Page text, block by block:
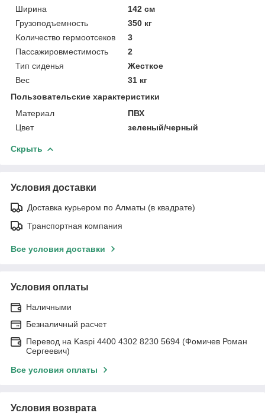
Ширина
142 см
Грузоподъемность
350 кг
Kоличество гермоотсеков
3
Пассажировместимость
2
Тип сиденья
Жесткое
Вес
31 кг
Пользовательские характеристики
Материал
ПВХ
Цвет
зеленый/черный
Скрыть
Условия доставки
Доставка курьером по Алматы (в квадрате)
Транспортная компания
Все условия доставки
Условия оплаты
Наличными
Безналичный расчет
Перевод на Kaspi 4400 4302 8230 5694 (Фомичев Роман
Сергеевич)
Все условия оплаты
Условия возврата